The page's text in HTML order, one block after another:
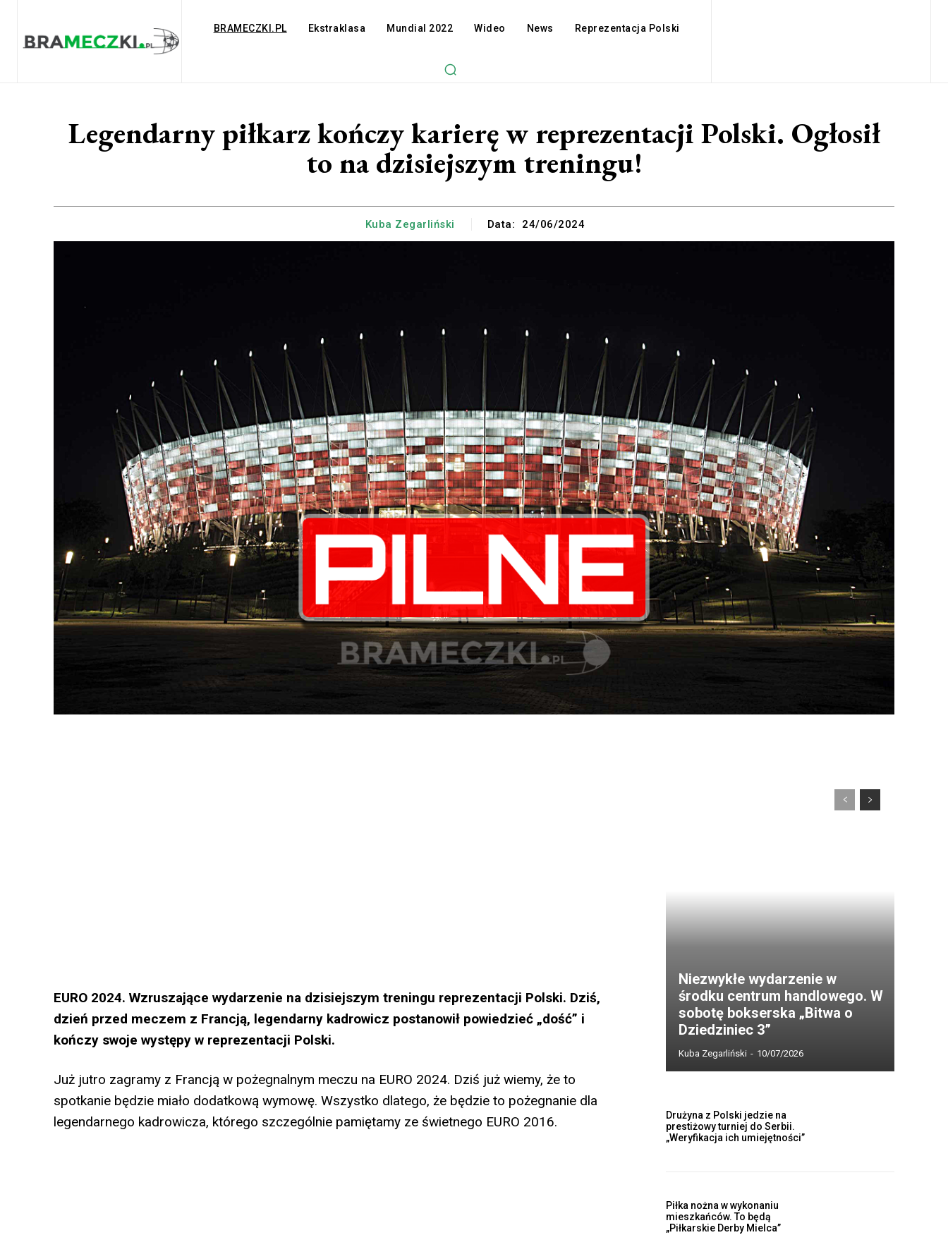
BRAMECZKI.PL Ekstraklasa Mundial 2022 Wideo News Reprezentacja Polski
Legendarny piłkarz kończy karierę w reprezentacji Polski. Ogłosił
to na dzisiejszym treningu!
Kuba Zegarliński Data: 24/06/2024
EURO 2024. Wzruszające wydarzenie na dzisiejszym treningu reprezentacji Polski. Dziś,
dzień przed meczem z Francją, legendarny kadrowicz postanowił powiedzieć „dość” i
kończy swoje występy w reprezentacji Polski.
Już jutro zagramy z Francją w pożegnalnym meczu na EURO 2024. Dziś już wiemy, że to
spotkanie będzie miało dodatkową wymowę. Wszystko dlatego, że będzie to pożegnanie dla
legendarnego kadrowicza, którego szczególnie pamiętamy ze świetnego EURO 2016.
Niezwykłe wydarzenie w
środku centrum handlowego. W
sobotę bokserska „Bitwa o
Dziedziniec 3”
Kuba Zegarliński - 10/07/2026
Drużyna z Polski jedzie na
prestiżowy turniej do Serbii.
„Weryfikacja ich umiejętności”
Piłka nożna w wykonaniu
mieszkańców. To będą
„Piłkarskie Derby Mielca”